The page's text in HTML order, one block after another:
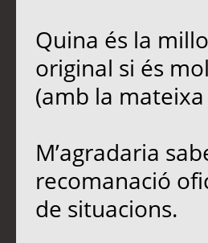
Quina és la
original si és
(amb la
M’agradaria
recomanació
de situacions.